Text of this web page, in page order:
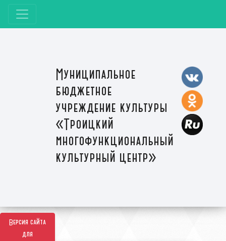
Версия сайта
для
Муниципальное
бюджетное
учреждение культуры
«Троицкий
многофункциональный
культурный центр»